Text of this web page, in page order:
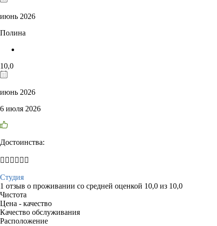
июнь 2026
Полина
10,0
июнь 2026
6 июля 2026
Достоинства:
👍🏼👍🏼👍🏼
Студия
1 отзыв о проживании со средней оценкой 10,0 из 10,0
Чистота
Цена - качество
Качество обслуживания
Расположение